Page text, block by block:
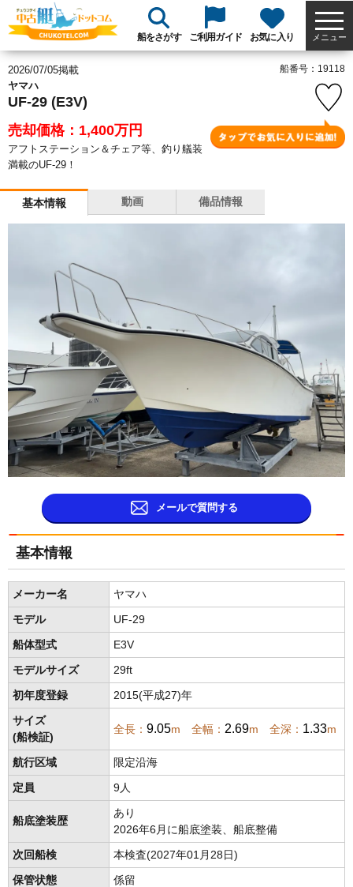
船をさがす ご利用ガイド お気に入り メニュー
2026/07/05掲載
ヤマハ
UF-29 (E3V)
売却価格：1,400万円
アフトステーション＆チェア等、釣り艤装
満載のUF-29！
船番号：19118
基本情報 動画 備品情報
メールで質問する
基本情報
メーカー名 ヤマハ
モデル UF-29
船体型式 E3V
モデルサイズ 29ft
初年度登録 2015(平成27)年
サイズ
(船検証)
全長： 9.05m 全幅： 2.69m 全深： 1.33m
航行区域 限定沿海
定員 9人
船底塗装歴
あり
2026年6月に船底塗装、船底整備
次回船検 本検査(2027年01月28日)
保管状態 係留